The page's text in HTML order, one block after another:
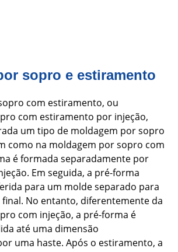
sopro e estiramento
com estiramento, ou
com estiramento por injeção,
um tipo de moldagem por sopro
como na moldagem por sopro com
é formada separadamente por
Em seguida, a pré-forma
para um molde separado para
No entanto, diferentemente da
com injeção, a pré-forma é
até uma dimensão
uma haste. Após o estiramento, a